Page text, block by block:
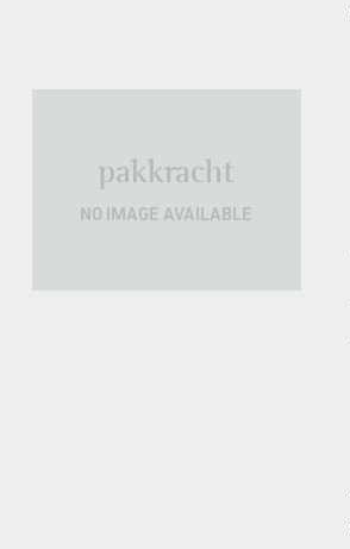
pakkracht
NO IMAGE AVAILABLE